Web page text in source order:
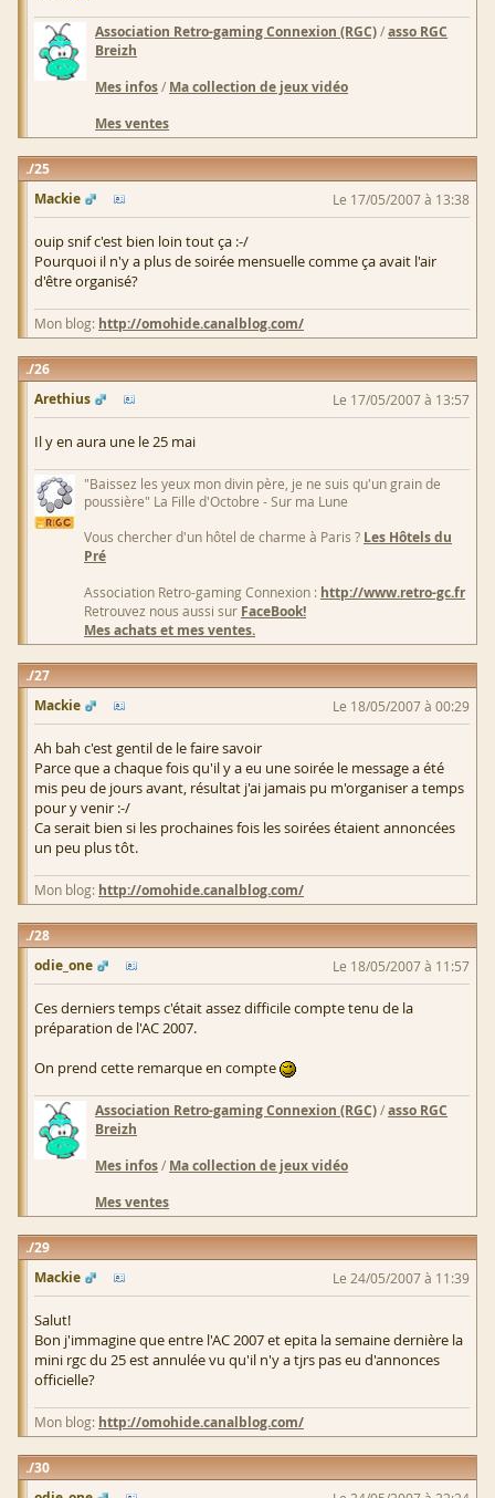
Association Retro-gaming Connexion (RGC)/asso RGC
Breizh
Mes infos/ Ma collection de jeux vidéo
Mes ventes
25
Mackie
Le 17/05/2007 à 13:38
ouip snif c'est bien loin tout ça :-/
Pourquoi il n'y a plus de soirée mensuelle comme ça avait l'air
d'être organisé?
Mon blog: http://omohide.canalblog.com/
26
Arethius
Le 17/05/2007 à 13:57
Il y en aura une le 25 mai
"Baissez les yeux mon divin père, je ne suis qu'un grain de
poussière" La Fille d'Octobre - Sur ma Lune
Vous chercher d'un hôtel de charme à Paris ? Les Hôtels du
Pré
Association Retro-gaming Connexion : http://www.retro-gc.fr
Retrouvez nous aussi sur FaceBook!
Mes achats et mes ventes.
27
Mackie
Le 18/05/2007 à 00:29
Ah bah c'est gentil de le faire savoir
Parce que a chaque fois qu'il y a eu une soirée le message a été
mis peu de jours avant, résultat j'ai jamais pu m'organiser a temps
pour y venir :-/
Ca serait bien si les prochaines fois les soirées étaient annoncées
un peu plus tôt.
Mon blog: http://omohide.canalblog.com/
28
odie_one
Le 18/05/2007 à 11:57
Ces derniers temps c'était assez difficile compte tenu de la
préparation de l'AC 2007.
On prend cette remarque en compte
Association Retro-gaming Connexion (RGC)/asso RGC
Breizh
Mes infos/ Ma collection de jeux vidéo
Mes ventes
29
Mackie
Le 24/05/2007 à 11:39
Salut!
Bon j'immagine que entre l'AC 2007 et epita la semaine dernière la
mini rgc du 25 est annulée vu qu'il n'y a tjrs pas eu d'annonces
officielle?
Mon blog: http://omohide.canalblog.com/
30